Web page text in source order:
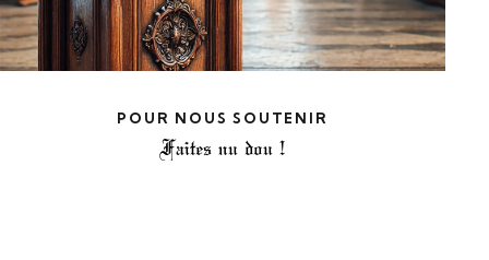
POUR NOUS SOUTENIR
Faites un don !